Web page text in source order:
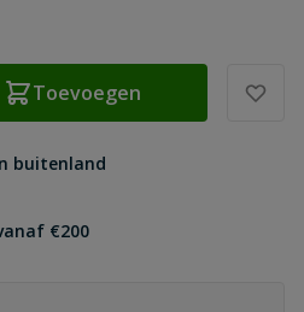
Toevoegen
buitenland
€200